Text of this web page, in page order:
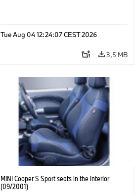
Tue Aug 04 12:24:07 CEST 2026
3,5 MB
MINI Cooper S Sport seats in the interior
(09/2001)